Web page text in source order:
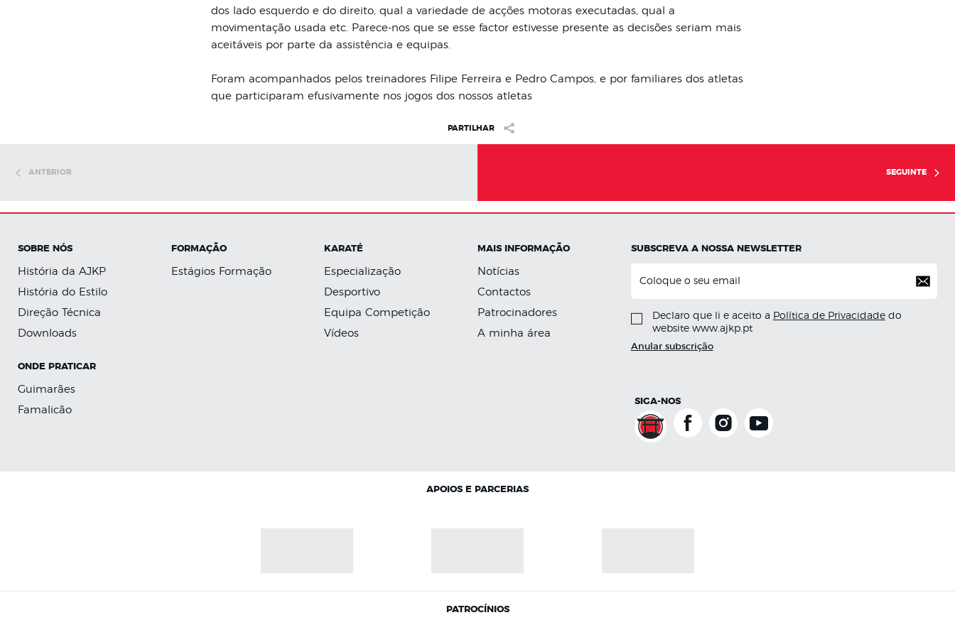
dos lado esquerdo e do direito, qual a variedade de acções motoras executadas, qual a
movimentação usada etc. Parece-nos que se esse factor estivesse presente as decisões seriam mais
aceitáveis por parte da assistência e equipas.
Foram acompanhados pelos treinadores Filipe Ferreira e Pedro Campos, e por familiares dos atletas
que participaram efusivamente nos jogos dos nossos atletas
PARTILHAR
ANTERIOR SEGUINTE
SOBRE NÓS
História da AJKP
História do Estilo
Direção Técnica
Downloads
FORMAÇÃO
Estágios Formação
KARATÉ
Especialização
Desportivo
Equipa Competição
Vídeos
ONDE PRATICAR
Guimarães
Famalicão
MAIS INFORMAÇÃO
Notícias
Contactos
Patrocinadores
A minha área
SUBSCREVA A NOSSA NEWSLETTER
Declaro que li e aceito a Política de Privacidadedo
website www.ajkp.pt
Anular subscrição
SIGA-NOS
APOIOS E PARCERIAS
PATROCÍNIOS